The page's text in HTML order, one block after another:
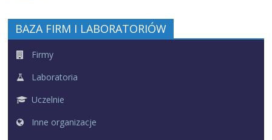
BAZA FIRM I LABORATORIÓW
Firmy
Laboratoria
Uczelnie
Inne organizacje